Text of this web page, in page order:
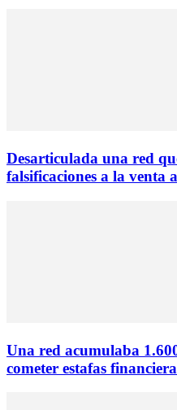
Desarticulada una red
falsificaciones a la venta
Una red acumulaba
cometer estafas